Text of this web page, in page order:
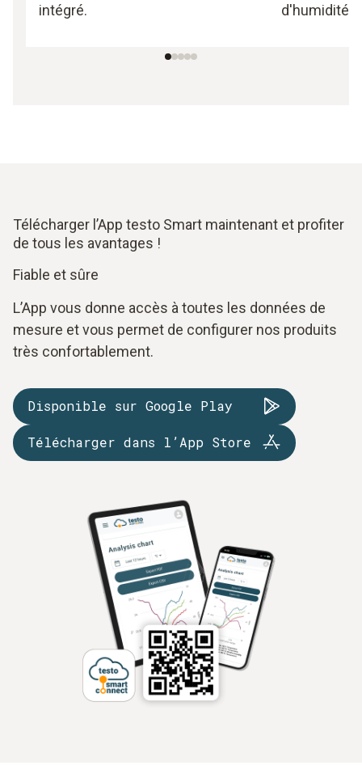
intégré.
d'humidité
Télécharger l’App testo Smart maintenant et profiter
de tous les avantages !
Fiable et sûre
L’App vous donne accès à toutes les données de
mesure et vous permet de configurer nos produits
très confortablement.
Disponible sur Google Play
Télécharger dans l’App Store